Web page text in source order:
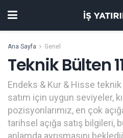
Ana Sayfa Genel
Teknik Bülten
Endeks & Kur & Hisse teknik
satım için uygun seviyeler,
pozisyonlarımız, en çok
tarihsel açığa satış
anlamda ayrışmasını